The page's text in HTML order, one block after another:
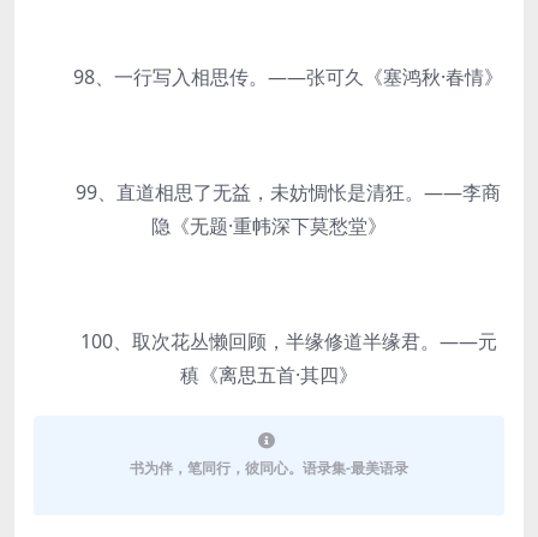
98、一行写入相思传。——张可久《塞鸿秋·春情》
99、直道相思了无益，未妨惆怅是清狂。——李商
隐《无题·重帏深下莫愁堂》
100、取次花丛懒回顾，半缘修道半缘君。——元
稹《离思五首·其四》
书为伴，笔同行，彼同心。语录集-最美语录